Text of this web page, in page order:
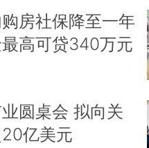
房社保降至一年
高可贷340万元
圆桌会 拟向关
亿美元